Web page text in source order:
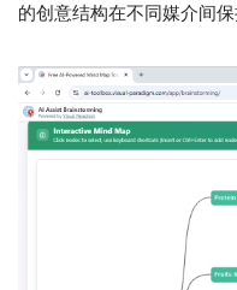
的创意结构在不同媒介间保